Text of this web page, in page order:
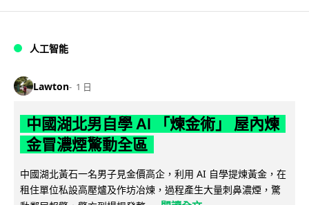
人工智能
Lawton 1 日
中國湖北男自學 AI 「煉金術」 屋內煉
金冒濃煙驚動全區
中國湖北黃石一名男子見金價高企，利用 AI 自學提煉黃金，在
租住單位私設高壓爐及作坊冶煉，過程產生大量刺鼻濃煙，驚